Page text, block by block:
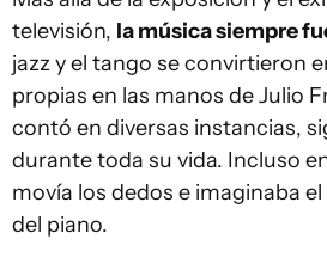
televisión, la música siempre
jazz y el tango se convirtieron
propias en las manos de Julio
contó en diversas instancias,
durante toda su vida. Incluso
movía los dedos e imaginaba
del piano.